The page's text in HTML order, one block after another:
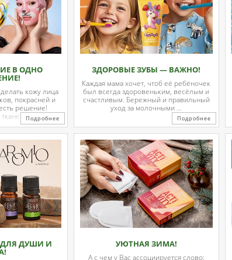
В ОДНО
кожу лица
покрасней и
решение!
...
Подробнее
ЗДОРОВЫЕ ЗУБЫ — ВАЖНО!
Каждая мама хочет, чтоб её ребёночек
был всегда здоровеньким, весёлым и
счастливым. Бережный и правильный
уход за молочными ...
Подробнее
ДУШИ И УЮТНАЯ ЗИМА!
А с чем у Вас ассоциируется слово: